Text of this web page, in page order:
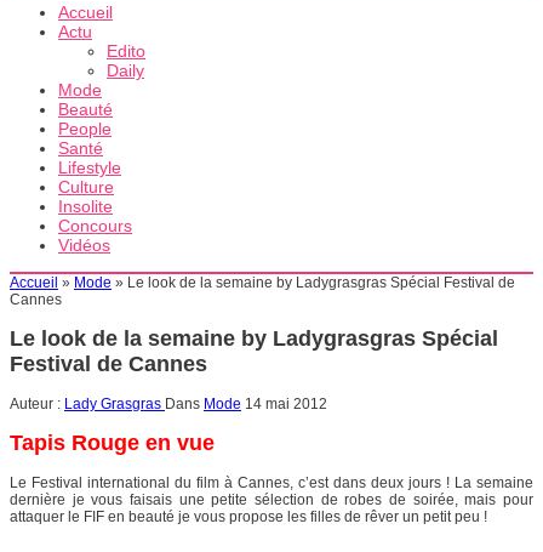
Accueil
Actu
Edito
Daily
Mode
Beauté
People
Santé
Lifestyle
Culture
Insolite
Concours
Vidéos
Accueil » Mode » Le look de la semaine by Ladygrasgras Spécial Festival de
Cannes
Le look de la semaine by Ladygrasgras Spécial
Festival de Cannes
Auteur : Lady Grasgras Dans Mode 14 mai 2012
Tapis Rouge en vue
Le Festival international du film à Cannes, c’est dans deux jours ! La semaine
dernière je vous faisais une petite sélection de robes de soirée, mais pour
attaquer le FIF en beauté je vous propose les filles de rêver un petit peu !